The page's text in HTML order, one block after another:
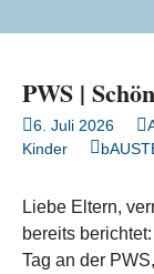
PWS |
6. Juli 2026
Kinder
Liebe Eltern,
bereits
Tag an der